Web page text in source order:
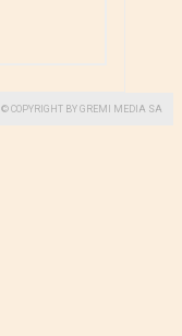
© COPYRIGHT BY GREMI MEDIA SA